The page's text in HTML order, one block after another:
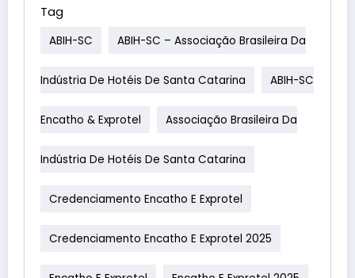
Tag
ABIH-SC ABIH-SC – Associação Brasileira Da
Indústria De Hotéis De Santa Catarina ABIH-SC
Encatho & Exprotel Associação Brasileira Da
Indústria De Hotéis De Santa Catarina
Credenciamento Encatho E Exprotel
Credenciamento Encatho E Exprotel 2025